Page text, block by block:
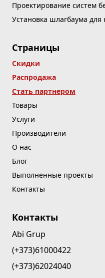
Проектирование систем
Установка шлагбаума для
Страницы
Скидки
Распродажа
Стать партнером
Товары
Услуги
Производители
О нас
Блог
Выполненные проекты
Контакты
Контакты
Abi Grup
(+373)61000422
(+373)62024040